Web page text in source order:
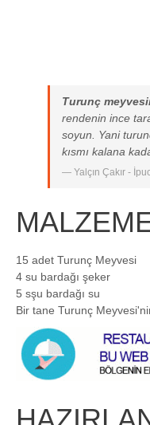
Turunç
rendenin ince
soyun. Yani
kısmı kalana
Yalçın Çakır -
15 adet Turunç Meyvesi
4 su bardağı şeker
5 sşu bardağı su
Bir tane Turunç